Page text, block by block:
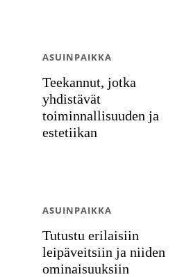
Teekannut, jotka
yhdistävät
toiminnallisuuden ja
estetiikan
ASUINPAIKKA
Tutustu erilaisiin
leipäveitsiin ja niiden
ominaisuuksiin
ASUINPAIKKA